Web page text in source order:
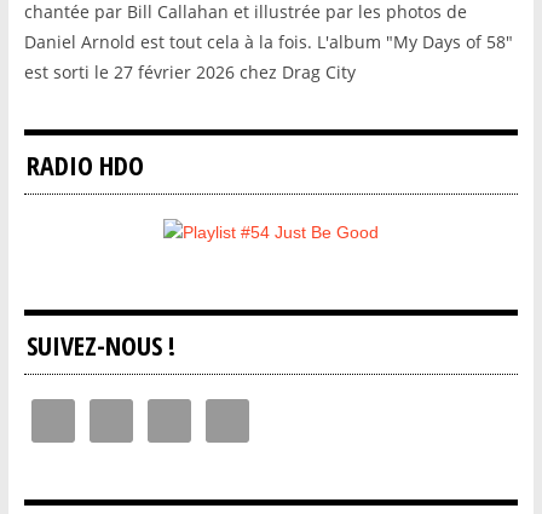
chantée par Bill Callahan et illustrée par les photos de
Daniel Arnold est tout cela à la fois. L'album "My Days of 58"
est sorti le 27 février 2026 chez Drag City
RADIO HDO
SUIVEZ-NOUS !